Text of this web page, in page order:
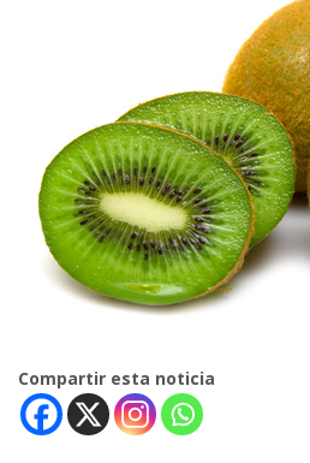
Compartir esta noticia